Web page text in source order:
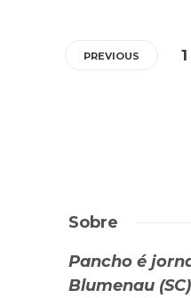
PREVIOUS 1
Sobre
Pancho é
Blumenau